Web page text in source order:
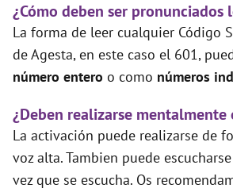
¿Cómo deben ser pronunciados
La forma de leer cualquier Código
de Agesta, en este caso el 601,
número entero o como números
¿Deben realizarse mentalmente
La activación puede realizarse de
voz alta. Tambien puede
vez que se escucha. Os